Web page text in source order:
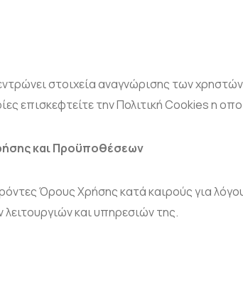
στοιχεία αναγνώρισης των
την Πολιτική Cookies η
και Προϋποθέσεων
Όρους Χρήσης κατά καιρούς για
και υπηρεσιών της.